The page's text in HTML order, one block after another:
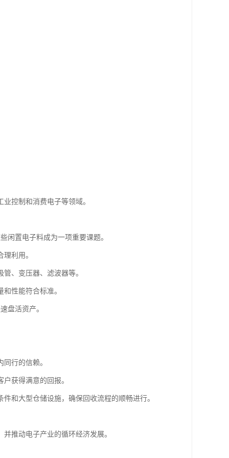
控制和消费电子等领域。
闲置电子料成为一项重要课题。
利用。
、变压器、滤波器等。
性能符合标准。
盘活资产。
行的信赖。
获得满意的回报。
和大型仓储设施，确保回收流程的顺畅进行。
推动电子产业的循环经济发展。